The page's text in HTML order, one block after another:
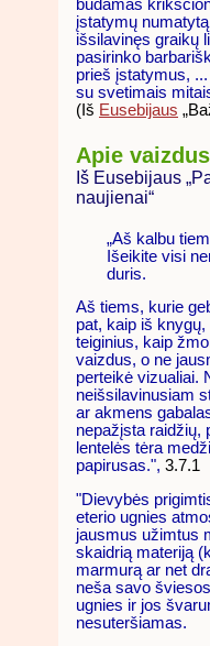
būdamas
įstatymų
išsilavinęs graikų
pasirinko
prieš įstatymus,
su svetimais
(Iš Eusebijaus
Apie vaizdus
Iš Eusebijaus
naujienai“
„Aš kalbu
Išeikite visi
duris.
Aš tiems, kurie
pat, kaip iš
teiginius, kaip
vaizdus, o ne
perteikė vizualiai.
neišsilavinusiam
ar akmens
nepažįsta raidžių,
lentelės tėra
papirusas.", 3.7.1
"Dievybės
eterio ugnies
jausmus užimtus
skaidrią materiją
marmurą ar net
neša savo
ugnies ir jos
nesuteršiamas.